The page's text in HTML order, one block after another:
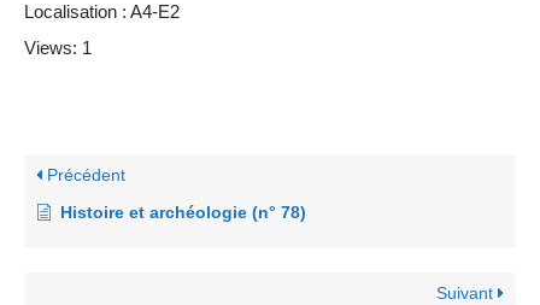
Localisation : A4-E2
Views: 1
Précédent
Histoire et archéologie (n° 78)
Suivant